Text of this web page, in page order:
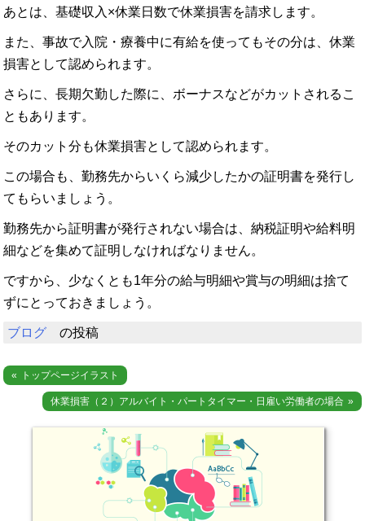
あとは、基礎収入×休業日数で休業損害を請求します。
また、事故で入院・療養中に有給を使ってもその分は、休業
損害として認められます。
さらに、長期欠勤した際に、ボーナスなどがカットされるこ
ともあります。
そのカット分も休業損害として認められます。
この場合も、勤務先からいくら減少したかの証明書を発行し
てもらいましょう。
勤務先から証明書が発行されない場合は、納税証明や給料明
細などを集めて証明しなければなりません。
ですから、少なくとも1年分の給与明細や賞与の明細は捨て
ずにとっておきましょう。
ブログ の投稿
投
トップページイラスト
休業損害（２）アルバイト・パートタイマー・日雇い労働者の場合